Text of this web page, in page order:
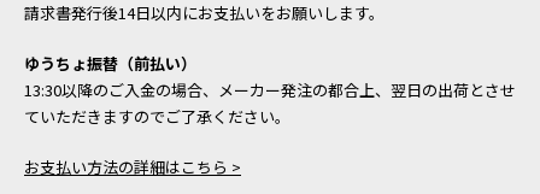
請求書発行後14日以内にお支払いをお願いします。
ゆうちょ振替（前払い）
13:30以降のご入金の場合、メーカー発注の都合上、翌日の出荷とさせ
ていただきますのでご了承ください。
お支払い方法の詳細はこちら >